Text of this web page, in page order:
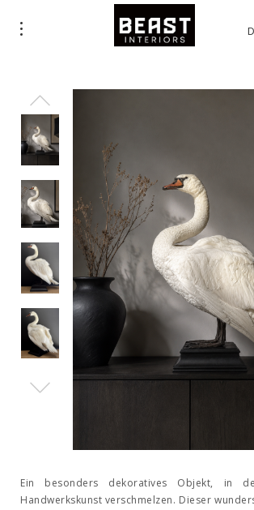
Ein besonders dekoratives Objekt, in
Handwerkskunst verschmelzen. Dieser